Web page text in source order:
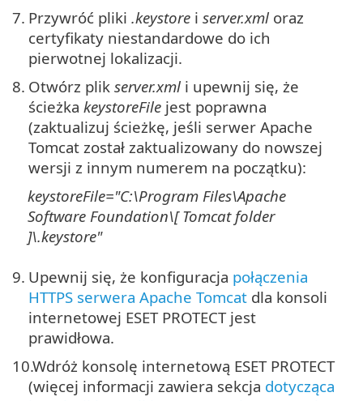
7. Przywróć pliki .keystore i server.xml oraz
certyfikaty niestandardowe do ich
pierwotnej lokalizacji.
8. Otwórz plik server.xml i upewnij się, że
ścieżka keystoreFile jest poprawna
(zaktualizuj ścieżkę, jeśli serwer Apache
Tomcat został zaktualizowany do nowszej
wersji z innym numerem na początku):
keystoreFile="C:\Program Files\Apache
Software Foundation\[ Tomcatfolder
]\.keystore"
9. Upewnij się, że konfiguracja połączenia
HTTPS serwera Apache Tomcat dla konsoli
internetowej ESET PROTECT jest
prawidłowa.
10.Wdróż konsolę internetową ESET PROTECT
(więcej informacji zawiera sekcja dotycząca